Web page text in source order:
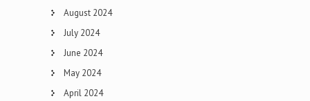
August 2024
July 2024
June 2024
May 2024
April 2024